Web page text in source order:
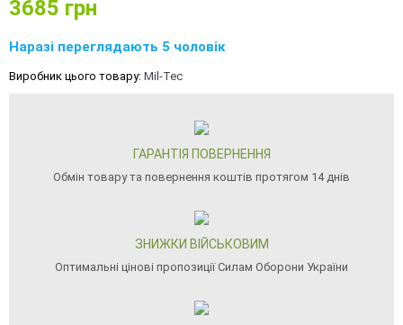
3685 грн
Наразі переглядають 5 чоловік
Виробник цього товару: Mil-Tec
ГАРАНТІЯ ПОВЕРНЕННЯ
Обмін товару та повернення коштів протягом 14 днів
ЗНИЖКИ ВІЙСЬКОВИМ
Оптимальні цінові пропозиції Силам Оборони України